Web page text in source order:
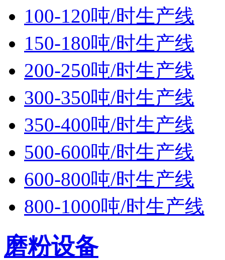
100-120吨/时生产线
150-180吨/时生产线
200-250吨/时生产线
300-350吨/时生产线
350-400吨/时生产线
500-600吨/时生产线
600-800吨/时生产线
800-1000吨/时生产线
磨粉设备